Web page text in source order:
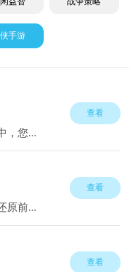
手游
，您...
查看
原前...
查看
查看